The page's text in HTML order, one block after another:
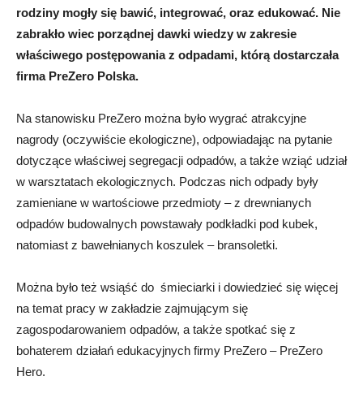
rodziny mogły się bawić, integrować, oraz edukować. Nie
zabrakło wiec porządnej dawki wiedzy w zakresie
właściwego postępowania z odpadami, którą dostarczała
firma PreZero Polska.
Na stanowisku PreZero można było wygrać atrakcyjne
nagrody (oczywiście ekologiczne), odpowiadając na pytanie
dotyczące właściwej segregacji odpadów, a także wziąć udział
w warsztatach ekologicznych. Podczas nich odpady były
zamieniane w wartościowe przedmioty – z drewnianych
odpadów budowalnych powstawały podkładki pod kubek,
natomiast z bawełnianych koszulek – bransoletki.
Można było też wsiąść do śmieciarki i dowiedzieć się więcej
na temat pracy w zakładzie zajmującym się
zagospodarowaniem odpadów, a także spotkać się z
bohaterem działań edukacyjnych firmy PreZero – PreZero
Hero.